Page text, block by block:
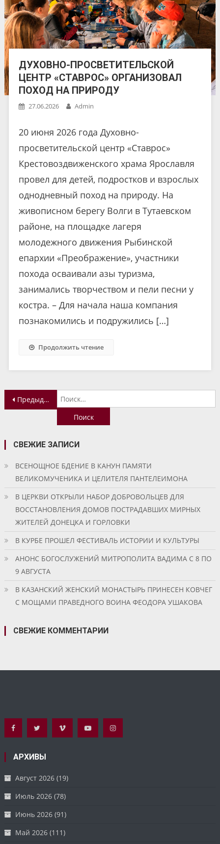
ДУХОВНО-ПРОСВЕТИТЕЛЬСКОЙ
ЦЕНТР «СТАВРОС» ОРГАНИЗОВАЛ
ПОХОД НА ПРИРОДУ
27.06.2026 Admin
20 июня 2026 года Духовно-
просветительской центр «Ставрос»
Крестовоздвиженского храма Ярославля
провел для детей, подростков и взрослых
однодневный поход на природу. На
живописном берегу Волги в Тутаевском
районе, на площадке лагеря
молодежного движения Рыбинской
епархии «Преображение», участники
похода осваивали азы туризма,
занимались творчеством и пели песни у
костра. – Для начала наша компания
познакомились и подружились […]
Продолжить чтение
Навигация
записям
Предыдущие записи
СВЕЖИЕ ЗАПИСИ
ВСЕНОЩНОЕ БДЕНИЕ В КАНУН ПАМЯТИ
ВЕЛИКОМУЧЕНИКА И ЦЕЛИТЕЛЯ ПАНТЕЛЕИМОНА
В ЦЕРКВИ ОТКРЫЛИ НАБОР ДОБРОВОЛЬЦЕВ ДЛЯ
ВОССТАНОВЛЕНИЯ ДОМОВ ПОСТРАДАВШИХ МИРНЫХ
ЖИТЕЛЕЙ ДОНЕЦКА И ГОРЛОВКИ
В КУРБЕ ПРОШЕЛ ФЕСТИВАЛЬ ИСТОРИИ И КУЛЬТУРЫ
АНОНС БОГОСЛУЖЕНИЙ МИТРОПОЛИТА ВАДИМА С 8 ПО
9 АВГУСТА
В КАЗАНСКИЙ ЖЕНСКИЙ МОНАСТЫРЬ ПРИНЕСЕН КОВЧЕГ
С МОЩАМИ ПРАВЕДНОГО ВОИНА ФЕОДОРА УШАКОВА
СВЕЖИЕ КОММЕНТАРИИ
АРХИВЫ
Август 2026 (19)
Июль 2026 (78)
Июнь 2026 (91)
Май 2026 (111)